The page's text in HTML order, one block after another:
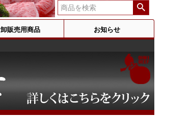
卸販売用商品 お知らせ